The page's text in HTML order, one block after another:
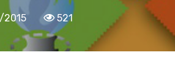
521